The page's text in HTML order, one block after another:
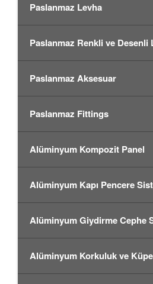
Paslanmaz Levha
Paslanmaz Renkli ve Desenli
Paslanmaz Aksesuar
Paslanmaz Fittings
Alüminyum Kompozit Panel
Alüminyum Kapı Pencere
Alüminyum Giydirme Cephe
Alüminyum Korkuluk ve